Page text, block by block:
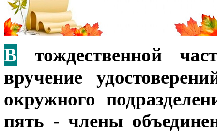
В тождественной
вручение
окружного
пять - члены